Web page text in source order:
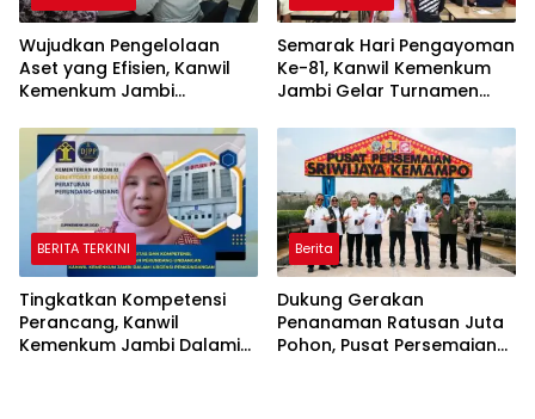
Wujudkan Pengelolaan
Aset yang Efisien, Kanwil
Kemenkum Jambi
Secara Transparan
Semarak Hari Pengayoman
Ke-81, Kanwil Kemenkum
Jambi Gelar Turnamen
BERITA TERKINI
Tingkatkan Kompetensi
Perancang, Kanwil
Kemenkum Jambi Dalami
Berita
Dukung Gerakan
Penanaman Ratusan Juta
Pohon, Pusat Persemaian